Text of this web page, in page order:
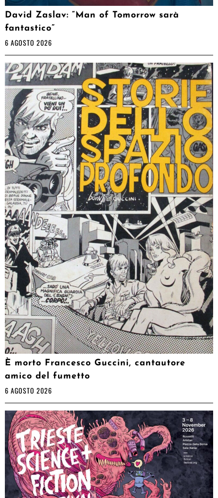
David Zaslav: “Man of Tomorrow sarà
fantastico”
6 AGOSTO 2026
È morto Francesco Guccini, cantautore
amico del fumetto
6 AGOSTO 2026